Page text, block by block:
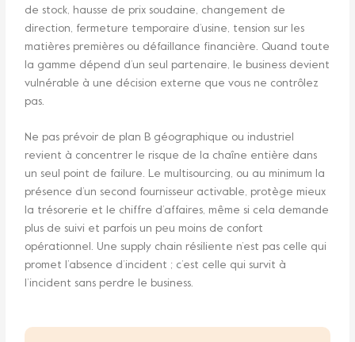
de stock, hausse de prix soudaine, changement de
direction, fermeture temporaire d’usine, tension sur les
matières premières ou défaillance financière. Quand toute
la gamme dépend d’un seul partenaire, le business devient
vulnérable à une décision externe que vous ne contrôlez
pas.
Ne pas prévoir de plan B géographique ou industriel
revient à concentrer le risque de la chaîne entière dans
un seul point de failure. Le multisourcing, ou au minimum la
présence d’un second fournisseur activable, protège mieux
la trésorerie et le chiffre d’affaires, même si cela demande
plus de suivi et parfois un peu moins de confort
opérationnel. Une supply chain résiliente n’est pas celle qui
promet l’absence d’incident ; c’est celle qui survit à
l’incident sans perdre le business.